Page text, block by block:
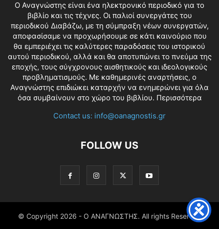
O Αναγνώστης είναι ένα ηλεκτρονικό περιοδικό για το
βιβλίο και τις τέχνες. Οι παλιοί συνεργάτες του
περιοδικού Διαβάζω, με τη σύμπραξη νέων συνεργατών,
αποφασίσαμε να προχωρήσουμε σε κάτι καινούριο που
θα εμπεριέχει τις καλύτερες παραδόσεις του ιστορικού
αυτού περιοδικού, αλλά και θα αποτυπώνει το πνεύμα της
εποχής, τους σύγχρονους αισθητικούς και ιδεολογικούς
προβληματισμούς. Με καθημερινές αναρτήσεις, ο
Αναγνώστης επιδιώκει καταρχήν να ενημερώνει για όλα
όσα συμβαίνουν στο χώρο του βιβλίου. Περισσότερα
Contact us: info@oanagnostis.gr
FOLLOW US
© Copyright 2026 - Ο ΑΝΑΓΝΩΣΤΗΣ. All rights Reserved